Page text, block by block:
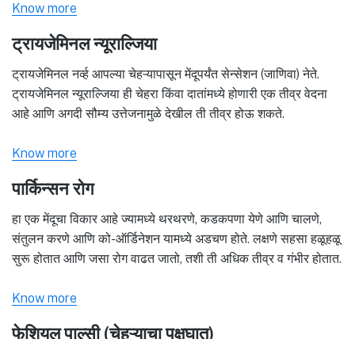
Know more
ट्रायजेमिनल न्यूराल्जिया
ट्रायजेमिनल नर्व्ह आपल्या चेहऱ्यापासून मेंदूपर्यंत सेन्सेशन (जाणिवा) नेते.
ट्रायजेमिनल न्यूराल्जिया ही चेहरा किंवा दातांमध्ये होणारी एक तीव्र वेदना
आहे आणि अगदी सौम्य उत्तेजनामुळे देखील ती तीव्र होऊ शकते.
Know more
पार्किन्सन रोग
हा एक मेंदूचा विकार आहे ज्यामध्ये थरथरणे, कडकपणा येणे आणि चालणे,
संतुलन करणे आणि को-ऑर्डिनेशन यामध्ये अडचण होते. लक्षणे सहसा हळूहळू
सुरू होतात आणि जसा रोग वाढत जातो, तशी ती अधिक तीव्र व गंभीर होतात.
Know more
फेशियल पाल्सी (चेहऱ्याचा पक्षघात)